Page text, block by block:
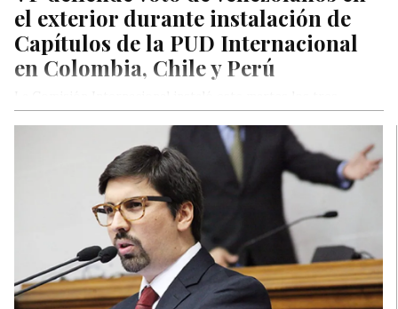
el exterior durante instalación de
Capítulos de la PUD Internacional
en Colombia, Chile y Perú
primeros capítulos de la Plataforma Unitaria Democrática en